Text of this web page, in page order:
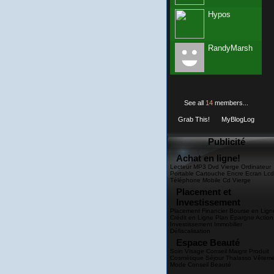
Hypos
RandyMarsh
See all 14members...
Grab This! MyBlogLog
Publicité
Achat en ligne!
Lecteur MP3 Dvd Vierge Ordinateur
Portable Cartouche Encre Ecran Lcd
Téléphone Mobile Cd Vierge
Placement et
Investissement
Placement Financier Bourse en Ligne
Crédit en Ligne Plan Epargne Action
Investissement Immobilier
Défiscalisation
Espace Beauté
Soin Visage Conseil Maigrir Produit
Cosmétique Séjour Thalasso
Mode Conseil Beauté